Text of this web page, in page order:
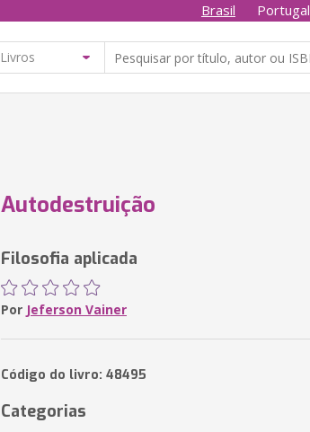
Brasil Portugal
Autodestruição
Filosofia aplicada
Por Jeferson Vainer
Código do livro: 48495
Categorias